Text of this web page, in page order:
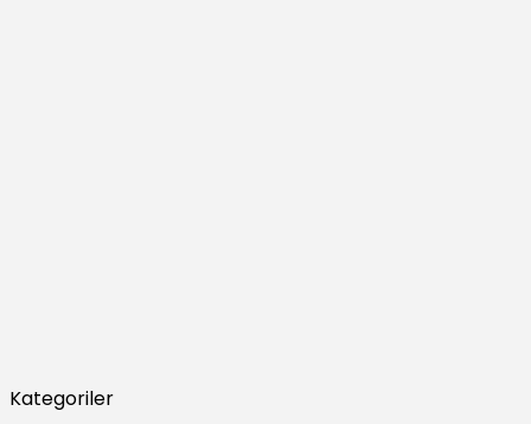
Kategoriler